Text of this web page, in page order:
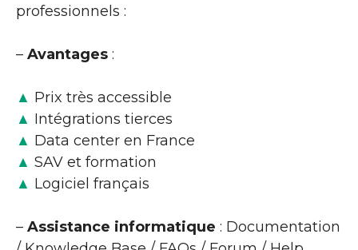
professionnels :
– Avantages :
▲ Prix très accessible
▲ Intégrations tierces
▲ Data center en France
▲ SAV et formation
▲ Logiciel français
– Assistance informatique : Documentation